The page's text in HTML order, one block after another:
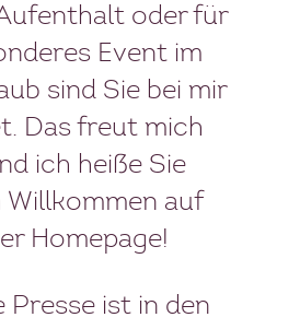
oder für
Event im
sind Sie bei mir
Das freut mich
ich heiße Sie
Willkommen auf
Homepage!
Presse ist in den